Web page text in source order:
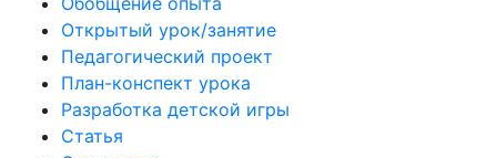
Открытый урок/занятие
Педагогический проект
План-конспект урока
Разработка детской игры
Статья